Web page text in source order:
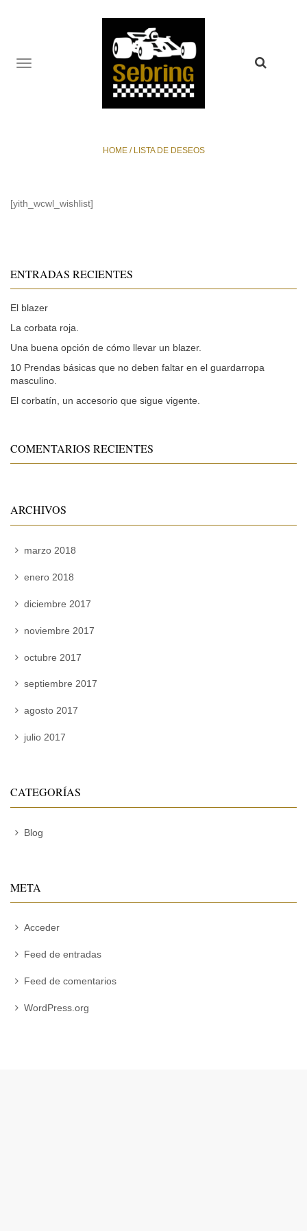
TOGGLE
NAVIGATION
HOME / LISTA DE DESEOS
[yith_wcwl_wishlist]
ENTRADAS RECIENTES
El blazer
La corbata roja.
Una buena opción de cómo llevar un blazer.
10 Prendas básicas que no deben faltar en el guardarropa
masculino.
El corbatín, un accesorio que sigue vigente.
COMENTARIOS RECIENTES
ARCHIVOS
marzo 2018
enero 2018
diciembre 2017
noviembre 2017
octubre 2017
septiembre 2017
agosto 2017
julio 2017
CATEGORÍAS
Blog
META
Acceder
Feed de entradas
Feed de comentarios
WordPress.org